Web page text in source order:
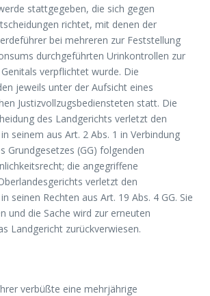
stattgegeben, die sich gegen
richtet, mit denen der
bei mehreren zur Feststellung
durchgeführten Urinkontrollen zur
verpflichtet wurde. Die
jeweils unter der Aufsicht eines
Justizvollzugsbediensteten statt. Die
des Landgerichts verletzt den
seinem aus Art. 2 Abs. 1 in Verbindung
Grundgesetzes (GG) folgenden
die angegriffene
verletzt den
seinen Rechten aus Art. 19 Abs. 4 GG. Sie
und die Sache wird zur erneuten
Landgericht zurückverwiesen.
verbüßte eine mehrjährige